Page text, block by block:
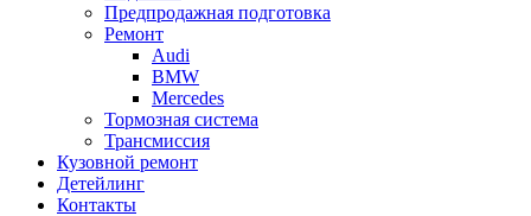
Предпродажная подготовка
Ремонт
Audi
BMW
Mercedes
Тормозная система
Трансмиссия
Кузовной ремонт
Детейлинг
Контакты